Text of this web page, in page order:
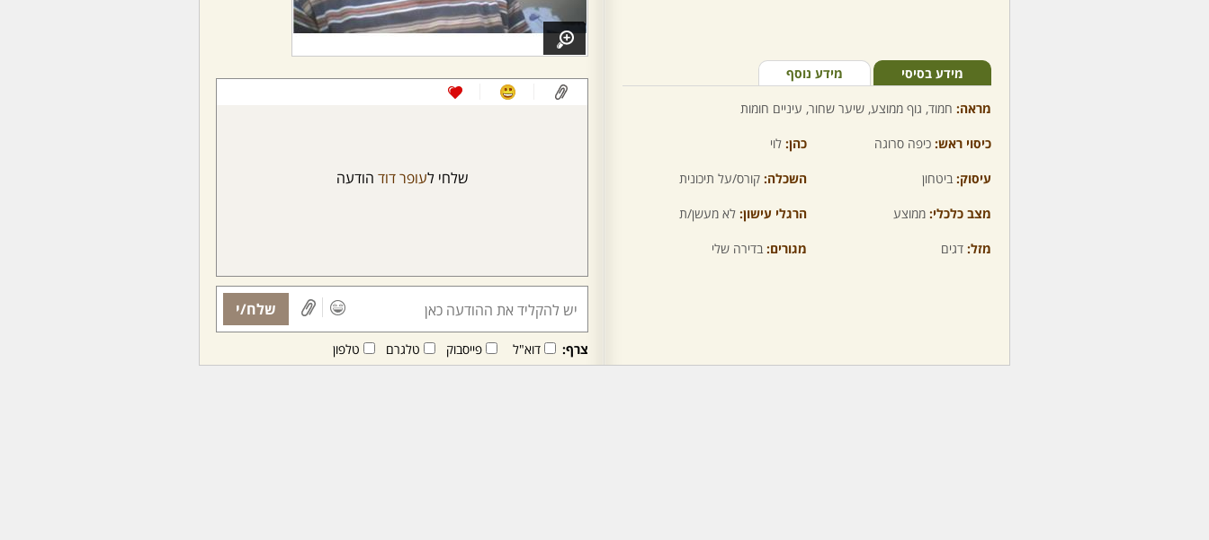
מידע בסיסי מידע נוסף
מראה: חמוד, גוף ממוצע, שיער שחור, עיניים חומות
כיסוי ראש: כיפה סרוגה כהן: לוי
עיסוק: ביטחון השכלה: קורס/על תיכונית
מצב כלכלי: ממוצע הרגלי עישון: לא מעשן/ת
מזל: דגים מגורים: בדירה שלי
שלחי לעופר דוד הודעה
שלח/י
צרף: דוא"ל פייסבוק טלגרם טלפון